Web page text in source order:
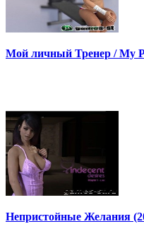
Мой личный Тренер / My
Непристойные Желания